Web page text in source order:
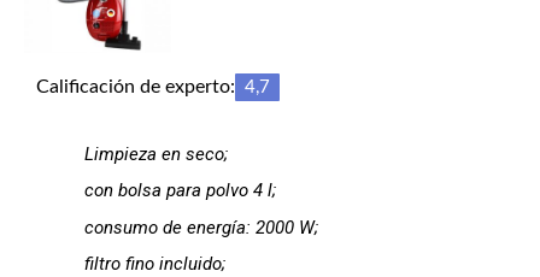
Calificación de experto: 4,7
Limpieza en seco;
con bolsa para polvo 4 l;
consumo de energía: 2000 W;
filtro fino incluido;